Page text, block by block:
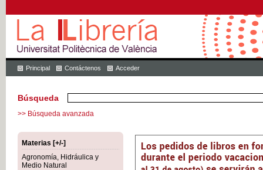
Principal Contáctenos Acceder
Búsqueda
>> Búsqueda avanzada
Materias [+/-]
Agronomía, Hidráulica y
Medio Natural